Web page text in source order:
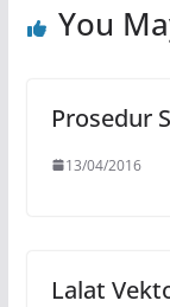
You
Prosedur
13/04/2016
Lalat